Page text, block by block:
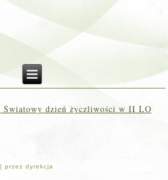
Światowy dzień życzliwości w II LO
|przez dyrekcja